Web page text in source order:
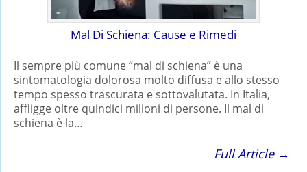
Mal Di Schiena: Cause e Rimedi
Il sempre più comune “mal di schiena” è una
sintomatologia dolorosa molto diffusa e allo stesso
tempo spesso trascurata e sottovalutata. In Italia,
affligge oltre quindici milioni di persone. Il mal di
schiena è la…
Full Article →